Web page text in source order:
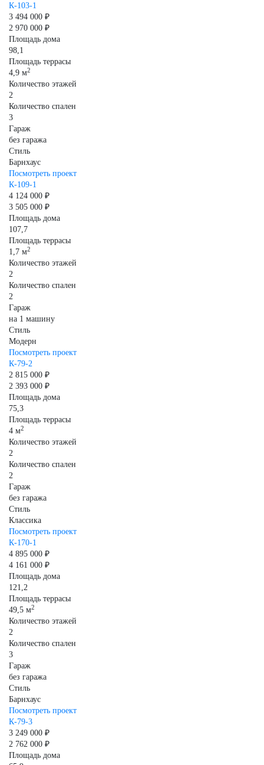
К-103-1
3 494 000 ₽
2 970 000 ₽
Площадь дома
98,1
Площадь террасы
4,9 м2
Количество этажей
2
Количество спален
3
Гараж
без гаража
Стиль
Барнхаус
Посмотреть проект
К-109-1
4 124 000 ₽
3 505 000 ₽
Площадь дома
107,7
Площадь террасы
1,7 м2
Количество этажей
2
Количество спален
2
Гараж
на 1 машину
Стиль
Модерн
Посмотреть проект
К-79-2
2 815 000 ₽
2 393 000 ₽
Площадь дома
75,3
Площадь террасы
4 м2
Количество этажей
2
Количество спален
2
Гараж
без гаража
Стиль
Классика
Посмотреть проект
К-170-1
4 895 000 ₽
4 161 000 ₽
Площадь дома
121,2
Площадь террасы
49,5 м2
Количество этажей
2
Количество спален
3
Гараж
без гаража
Стиль
Барнхаус
Посмотреть проект
К-79-3
3 249 000 ₽
2 762 000 ₽
Площадь дома